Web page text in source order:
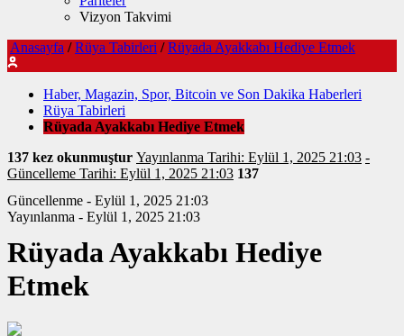
Vizyon Takvimi
Anasayfa / Rüya Tabirleri / Rüyada Ayakkabı Hediye Etmek
Haber, Magazin, Spor, Bitcoin ve Son Dakika Haberleri
Rüya Tabirleri
Rüyada Ayakkabı Hediye Etmek
137 kez okunmuştur Yayınlanma Tarihi: Eylül 1, 2025 21:03 -
Güncelleme Tarihi: Eylül 1, 2025 21:03 137
Güncellenme - Eylül 1, 2025 21:03
Yayınlanma - Eylül 1, 2025 21:03
Rüyada Ayakkabı Hediye
Etmek